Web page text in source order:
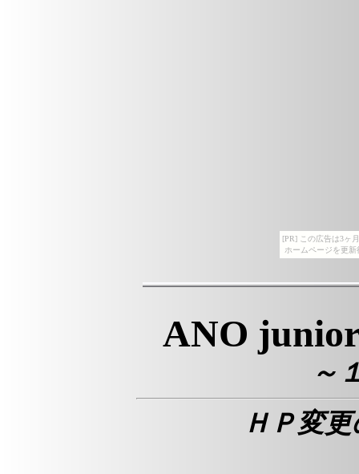
[PR] この広告は3ヶ
ホームページを更
ANO
～
ＨＰ変